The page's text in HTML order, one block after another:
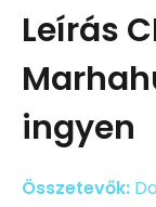
Leírás
ingyen
Összetevők: